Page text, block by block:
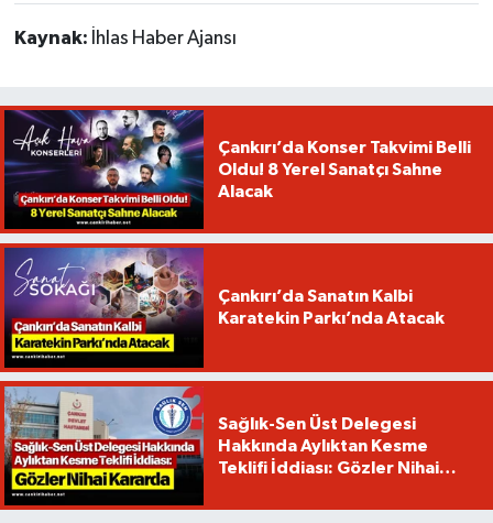
Kaynak: İhlas Haber Ajansı
Çankırı’da Konser Takvimi Belli
Oldu! 8 Yerel Sanatçı Sahne
Alacak
Çankırı’da Sanatın Kalbi
Karatekin Parkı’nda Atacak
Sağlık-Sen Üst Delegesi
Hakkında Aylıktan Kesme
Teklifi İddiası: Gözler Nihai